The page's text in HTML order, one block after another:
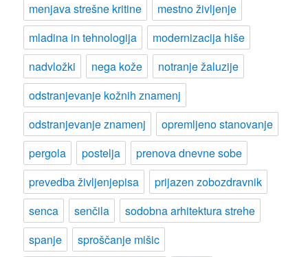
menjava strešne kritine
mestno življenje
mladina in tehnologija
modernizacija hiše
nadvložki
nega kože
notranje žaluzije
odstranjevanje kožnih znamenj
odstranjevanje znamenj
opremljeno stanovanje
pergola
postelja
prenova dnevne sobe
prevedba življenjepisa
prijazen zobozdravnik
senca
senčila
sodobna arhitektura strehe
spanje
sproščanje mišic